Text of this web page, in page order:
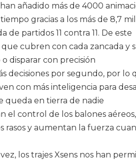
añadido más de 4000
gracias a los más de 8,7
partidos 11 contra 11. De este
cubren con cada zancada y
disparar con precisión
decisiones por segundo, por lo
con más inteligencia para
queda en tierra de nadie
el control de los balones aéreos,
rasos y aumentan la fuerza
los trajes Xsens nos han